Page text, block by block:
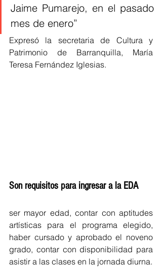
Jaime Pumarejo, en el pasado
mes de enero”
Expresó la secretaria de Cultura y
Patrimonio de Barranquilla, María
Teresa Fernández Iglesias.
Son requisitos para ingresar a la EDA
ser mayor edad, contar con aptitudes
artísticas para el programa elegido,
haber cursado y aprobado el noveno
grado, contar con disponibilidad para
asistir a las clases en la jornada diurna.